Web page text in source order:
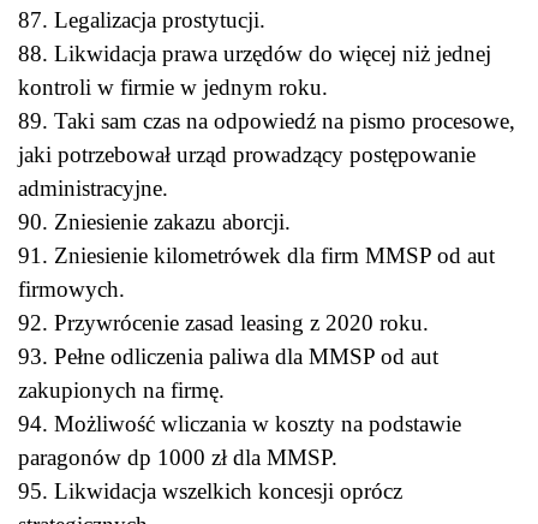
87. Legalizacja prostytucji.
88. Likwidacja prawa urzędów do więcej niż jednej
kontroli w firmie w jednym roku.
89. Taki sam czas na odpowiedź na pismo procesowe,
jaki potrzebował urząd prowadzący postępowanie
administracyjne.
90. Zniesienie zakazu aborcji.
91. Zniesienie kilometrówek dla firm MMSP od aut
firmowych.
92. Przywrócenie zasad leasing z 2020 roku.
93. Pełne odliczenia paliwa dla MMSP od aut
zakupionych na firmę.
94. Możliwość wliczania w koszty na podstawie
paragonów dp 1000 zł dla MMSP.
95. Likwidacja wszelkich koncesji oprócz